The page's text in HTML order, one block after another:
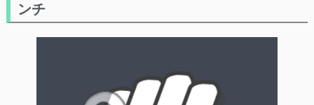
ンチ